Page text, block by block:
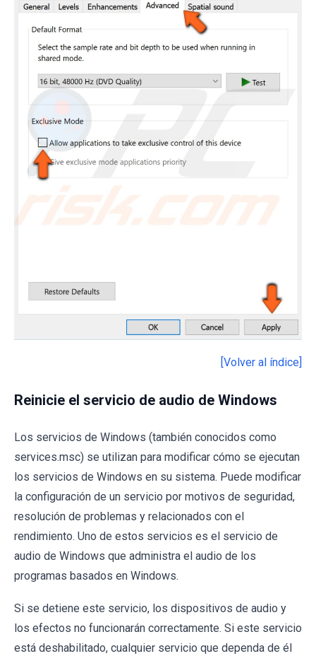
[Volver al índice]
Reinicie el servicio de audio de Windows
Los servicios de Windows (también conocidos como
services.msc) se utilizan para modificar cómo se ejecutan
los servicios de Windows en su sistema. Puede modificar
la configuración de un servicio por motivos de seguridad,
resolución de problemas y relacionados con el
rendimiento. Uno de estos servicios es el servicio de
audio de Windows que administra el audio de los
programas basados ​​en Windows.
Si se detiene este servicio, los dispositivos de audio y
los efectos no funcionarán correctamente. Si este servicio
está deshabilitado, cualquier servicio que dependa de él